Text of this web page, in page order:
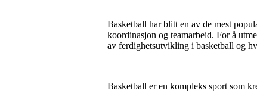
Basketball har blitt en av de mest
koordinasjon og teamarbeid. For å
av ferdighetsutvikling i basketball og
Basketball er en kompleks sport som